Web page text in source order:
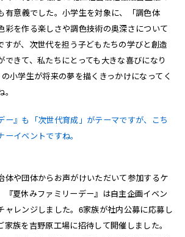
有意義でした。小学生を対象に、「調色体
彩を作る楽しさや調色技術の奥深さについて
すが、次世代を担う子どもたちの学びと創造
できて、私たちにとっても大きな喜びになり
小学生が将来の夢を描くきっかけになってく
ー』も「次世代育成」がテーマですが、こち
イベントですね。
体や団体からお声がけいただいて参加するケ
『夏休みファミリーデー』は自主企画イベン
ャレンジしました。6家族が社内公募に応募し
族を吉野原工場に招待して開催しました。